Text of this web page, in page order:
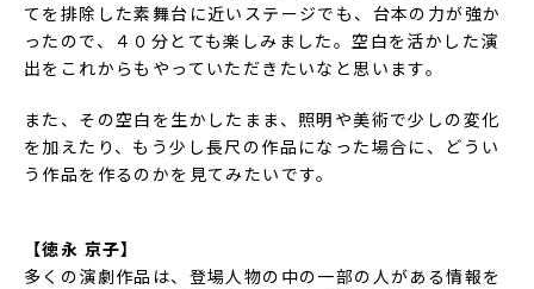
てを排除した素舞台に近いステージでも、台本の力が強か
ったので、４０分とても楽しみました。空白を活かした演
出をこれからもやっていただきたいなと思います。
また、その空白を生かしたまま、照明や美術で少しの変化
を加えたり、もう少し長尺の作品になった場合に、どうい
う作品を作るのかを見てみたいです。
【徳永 京子】
多くの演劇作品は、登場人物の中の一部の人がある情報を